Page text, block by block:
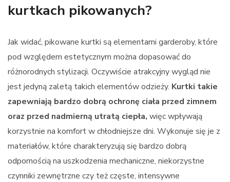
kurtkach pikowanych?
Jak widać, pikowane kurtki są elementami garderoby, które
pod względem estetycznym można dopasować do
różnorodnych stylizacji. Oczywiście atrakcyjny wygląd nie
jest jedyną zaletą takich elementów odzieży. Kurtki takie
zapewniają bardzo dobrą ochronę ciała przed zimnem
oraz przed nadmierną utratą ciepła, więc wpływają
korzystnie na komfort w chłodniejsze dni. Wykonuje się je z
materiałów, które charakteryzują się bardzo dobrą
odpornością na uszkodzenia mechaniczne, niekorzystne
czynniki zewnętrzne czy też częste, intensywne